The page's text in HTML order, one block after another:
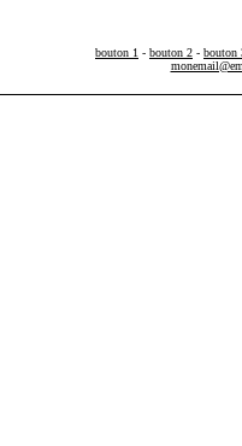
bouton 1 - bouton 2 - bouton